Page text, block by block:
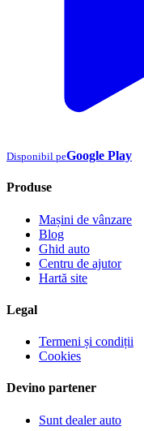
Disponibil peGoogle Play
Produse
Mașini de vânzare
Blog
Ghid auto
Centru de ajutor
Hartă site
Legal
Termeni și condiții
Cookies
Devino partener
Sunt dealer auto